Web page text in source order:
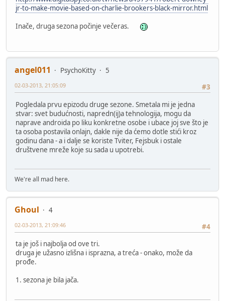
jr-to-make-movie-based-on-charlie-brookers-black-mirror.html
Inače, druga sezona počinje večeras.
angel011 PsychoKitty
5
#3
02-03-2013, 21:05:09
Pogledala prvu epizodu druge sezone. Smetala mi je jedna
stvar: svet budućnosti, napredn(ij)a tehnologija, mogu da
naprave androida po liku konkretne osobe i ubace joj sve što je
ta osoba postavila onlajn, dakle nije da ćemo dotle stići kroz
godinu dana - a i dalje se koriste Tviter, Fejsbuk i ostale
društvene mreže koje su sada u upotrebi.
We're all mad here.
Ghoul
4
#4
02-03-2013, 21:09:46
ta je još i najbolja od ove tri.
druga je užasno izlišna i isprazna, a treća - onako, može da
prođe.
1. sezona je bila jača.